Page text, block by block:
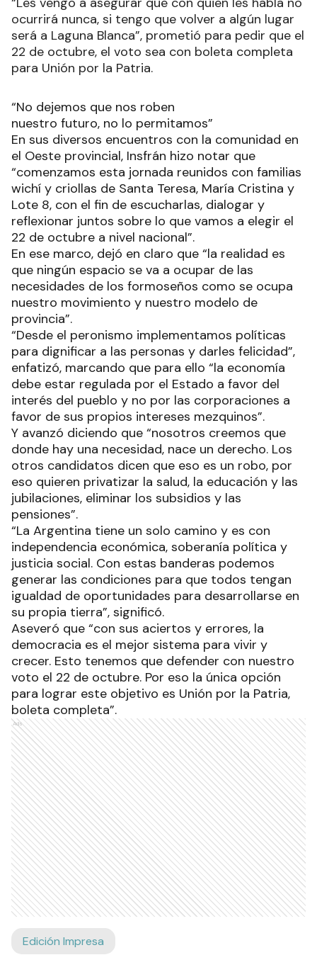
ocurrirá nunca, si tengo que volver a algún lugar
será a Laguna Blanca”, prometió para pedir que el
22 de octubre, el voto sea con boleta completa
para Unión por la Patria.
“No dejemos que nos roben
nuestro futuro, no lo permitamos”
En sus diversos encuentros con la comunidad en
el Oeste provincial, Insfrán hizo notar que
“comenzamos esta jornada reunidos con familias
wichí y criollas de Santa Teresa, María Cristina y
Lote 8, con el fin de escucharlas, dialogar y
reflexionar juntos sobre lo que vamos a elegir el
22 de octubre a nivel nacional”.
En ese marco, dejó en claro que “la realidad es
que ningún espacio se va a ocupar de las
necesidades de los formoseños como se ocupa
nuestro movimiento y nuestro modelo de
provincia”.
“Desde el peronismo implementamos políticas
para dignificar a las personas y darles felicidad”,
enfatizó, marcando que para ello “la economía
debe estar regulada por el Estado a favor del
interés del pueblo y no por las corporaciones a
favor de sus propios intereses mezquinos”.
Y avanzó diciendo que “nosotros creemos que
donde hay una necesidad, nace un derecho. Los
otros candidatos dicen que eso es un robo, por
eso quieren privatizar la salud, la educación y las
jubilaciones, eliminar los subsidios y las
pensiones”.
“La Argentina tiene un solo camino y es con
independencia económica, soberanía política y
justicia social. Con estas banderas podemos
generar las condiciones para que todos tengan
igualdad de oportunidades para desarrollarse en
su propia tierra”, significó.
Aseveró que “con sus aciertos y errores, la
democracia es el mejor sistema para vivir y
crecer. Esto tenemos que defender con nuestro
voto el 22 de octubre. Por eso la única opción
para lograr este objetivo es Unión por la Patria,
boleta completa”.
Ads
Edición Impresa